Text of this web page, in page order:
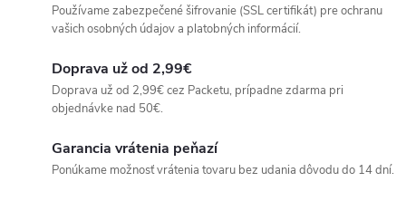
Používame zabezpečené šifrovanie (SSL certifikát) pre ochranu
vašich osobných údajov a platobných informácií.
Doprava už od 2,99€
Doprava už od 2,99€ cez Packetu, prípadne zdarma pri
objednávke nad 50€.
Garancia vrátenia peňazí
Ponúkame možnosť vrátenia tovaru bez udania dôvodu do 14 dní.